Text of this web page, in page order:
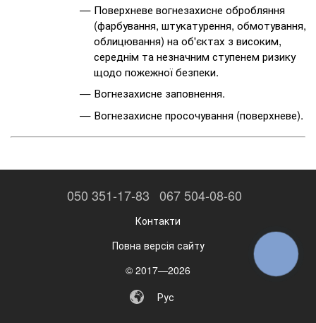
Поверхневе вогнезахисне обробляння
(фарбування, штукатурення, обмотування,
облицювання) на об'єктах з високим,
середнім та незначним ступенем ризику
щодо пожежної безпеки.
Вогнезахисне заповнення.
Вогнезахисне просочування (поверхневе).
050 351-17-83 067 504-08-60
Контакти
Повна версія сайту
© 2017—2026
Рус